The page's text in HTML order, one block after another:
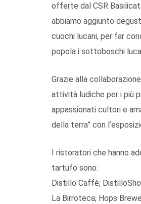
offerte dal CSR
abbiamo aggiunto
cuochi lucani, per far
popola i sottoboschi
Grazie alla
attività ludiche per i più
appassionati cultori e
della terra” con
I ristoratori che hanno
tartufo sono:
Distillo Caffè;
La Birroteca; Hops